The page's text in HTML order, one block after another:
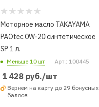
Моторное масло TAKAYAMA
PAOtec 0W-20 синтетическое
SP 1 л.
Меньше 10 шт Арт.: 100445
1 428руб./шт
Вернем на карту до 29 бонусных
баллов